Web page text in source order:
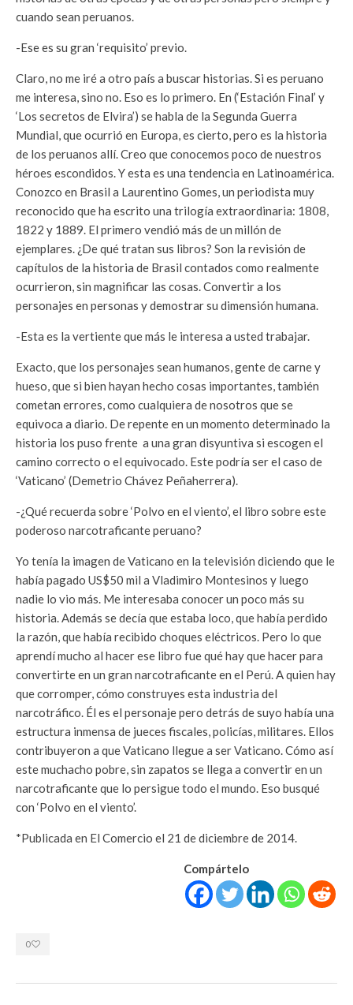
cuando sean peruanos.
-Ese es su gran ‘requisito’ previo.
Claro, no me iré a otro país a buscar historias. Si es peruano
me interesa, sino no. Eso es lo primero. En (‘Estación Final’ y
‘Los secretos de Elvira’) se habla de la Segunda Guerra
Mundial, que ocurrió en Europa, es cierto, pero es la historia
de los peruanos allí. Creo que conocemos poco de nuestros
héroes escondidos. Y esta es una tendencia en Latinoamérica.
Conozco en Brasil a Laurentino Gomes, un periodista muy
reconocido que ha escrito una trilogía extraordinaria: 1808,
1822 y 1889. El primero vendió más de un millón de
ejemplares. ¿De qué tratan sus libros? Son la revisión de
capítulos de la historia de Brasil contados como realmente
ocurrieron, sin magnificar las cosas. Convertir a los
personajes en personas y demostrar su dimensión humana.
-Esta es la vertiente que más le interesa a usted trabajar.
Exacto, que los personajes sean humanos, gente de carne y
hueso, que si bien hayan hecho cosas importantes, también
cometan errores, como cualquiera de nosotros que se
equivoca a diario. De repente en un momento determinado la
historia los puso frente a una gran disyuntiva si escogen el
camino correcto o el equivocado. Este podría ser el caso de
‘Vaticano’ (Demetrio Chávez Peñaherrera).
-¿Qué recuerda sobre ‘Polvo en el viento’, el libro sobre este
poderoso narcotraficante peruano?
Yo tenía la imagen de Vaticano en la televisión diciendo que le
había pagado US$50 mil a Vladimiro Montesinos y luego
nadie lo vio más. Me interesaba conocer un poco más su
historia. Además se decía que estaba loco, que había perdido
la razón, que había recibido choques eléctricos. Pero lo que
aprendí mucho al hacer ese libro fue qué hay que hacer para
convertirte en un gran narcotraficante en el Perú. A quien hay
que corromper, cómo construyes esta industria del
narcotráfico. Él es el personaje pero detrás de suyo había una
estructura inmensa de jueces fiscales, policías, militares. Ellos
contribuyeron a que Vaticano llegue a ser Vaticano. Cómo así
este muchacho pobre, sin zapatos se llega a convertir en un
narcotraficante que lo persigue todo el mundo. Eso busqué
con ‘Polvo en el viento’.
*Publicada en El Comercio el 21 de diciembre de 2014.
Compártelo
0